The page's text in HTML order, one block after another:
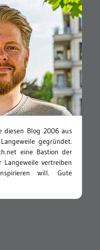
diesen Blog 2006 aus
gegründet.
eine Bastion der
vertreiben
will. Gute